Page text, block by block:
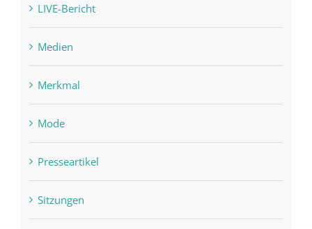
LIVE-Bericht
Medien
Merkmal
Mode
Presseartikel
Sitzungen